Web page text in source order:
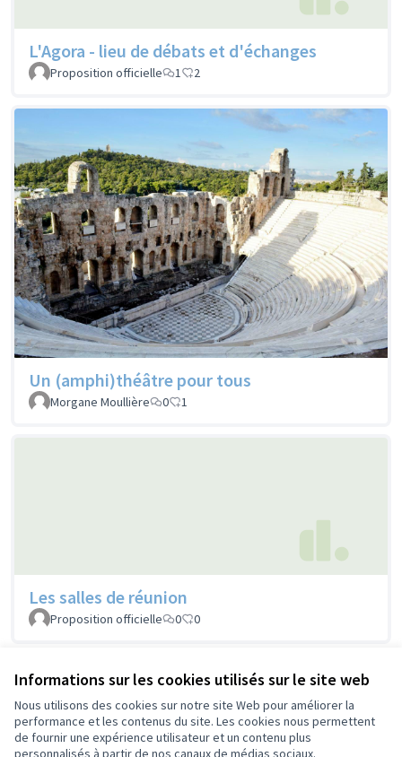
Informations sur les cookies utilisés sur le site web
Nous utilisons des cookies sur notre site Web pour améliorer la
performance et les contenus du site. Les cookies nous permettent
de fournir une expérience utilisateur et un contenu plus
personnalisés à partir de nos canaux de médias sociaux.
L'Agora - lieu de débats et d'échanges
Proposition officielle 1 2
Un (amphi)théâtre pour tous
Morgane Moullière 0 1
Les salles de réunion
Proposition officielle 0 0
Voir toutes les propositions retirées
Conditions d'utilisation
Paramètres des cookies